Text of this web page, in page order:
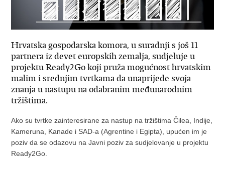
Hrvatska gospodarska komora, u suradnji s još 11
partnera iz devet europskih zemalja, sudjeluje u
projektu Ready2Go koji pruža mogućnost hrvatskim
malim i srednjim tvrtkama da unaprijede svoja
znanja u nastupu na odabranim međunarodnim
tržištima.
Ako su tvrtke zainteresirane za nastup na tržištima Čilea, Indije,
Kameruna, Kanade i SAD-a (Agrentine i Egipta), upućen im je
poziv da se odazovu na Javni poziv za sudjelovanje u projektu
Ready2Go.